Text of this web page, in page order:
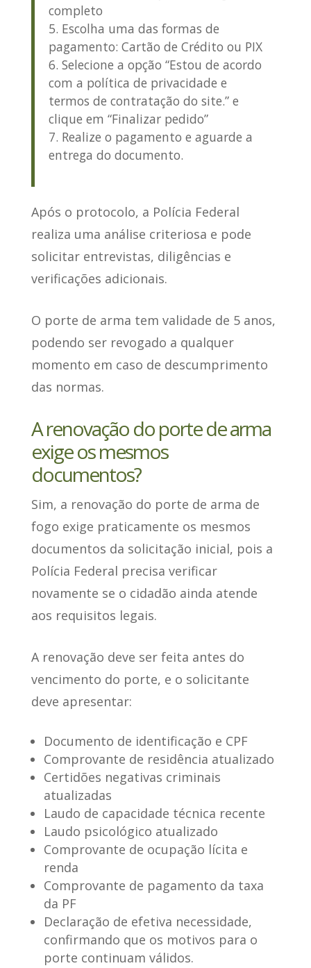
completo
Escolha uma das formas de
pagamento: Cartão de Crédito ou PIX
Selecione a opção “Estou de acordo
com a política de privacidade e
termos de contratação do site.” e
clique em “Finalizar pedido”
Realize o pagamento e aguarde a
entrega do documento.
Após o protocolo, a Polícia Federal
realiza uma análise criteriosa e pode
solicitar entrevistas, diligências e
verificações adicionais.
O porte de arma tem validade de 5 anos,
podendo ser revogado a qualquer
momento em caso de descumprimento
das normas.
A renovação do porte de arma
exige os mesmos
documentos?
Sim, a renovação do porte de arma de
fogo exige praticamente os mesmos
documentos da solicitação inicial, pois a
Polícia Federal precisa verificar
novamente se o cidadão ainda atende
aos requisitos legais.
A renovação deve ser feita antes do
vencimento do porte, e o solicitante
deve apresentar:
Documento de identificação e CPF
Comprovante de residência atualizado
Certidões negativas criminais
atualizadas
Laudo de capacidade técnica recente
Laudo psicológico atualizado
Comprovante de ocupação lícita e
renda
Comprovante de pagamento da taxa
da PF
Declaração de efetiva necessidade,
confirmando que os motivos para o
porte continuam válidos.